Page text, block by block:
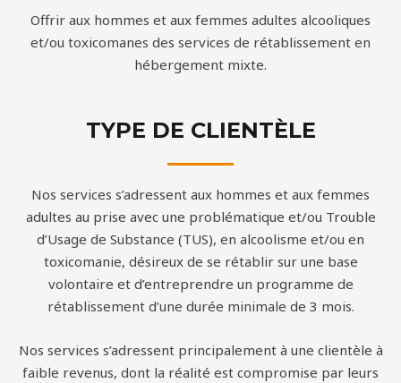
Offrir aux hommes et aux femmes adultes alcooliques
et/ou toxicomanes des services de rétablissement en
hébergement mixte.
TYPE DE CLIENTÈLE
Nos services s’adressent aux hommes et aux femmes
adultes au prise avec une problématique et/ou Trouble
d’Usage de Substance (TUS), en alcoolisme et/ou en
toxicomanie, désireux de se rétablir sur une base
volontaire et d’entreprendre un programme de
rétablissement d’une durée minimale de 3 mois.
Nos services s’adressent principalement à une clientèle à
faible revenus, dont la réalité est compromise par leurs